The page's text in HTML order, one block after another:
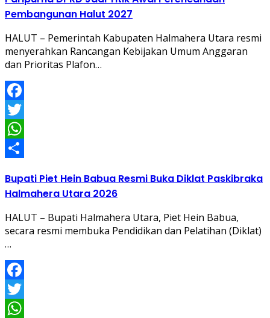
Pembangunan Halut 2027
HALUT – Pemerintah Kabupaten Halmahera Utara resmi
menyerahkan Rancangan Kebijakan Umum Anggaran
dan Prioritas Plafon…
Facebook
Twitter
WhatsApp
Bupati Piet Hein Babua Resmi Buka Diklat Paskibraka
Halmahera Utara 2026
HALUT – Bupati Halmahera Utara, Piet Hein Babua,
secara resmi membuka Pendidikan dan Pelatihan (Diklat)
…
Facebook
Twitter